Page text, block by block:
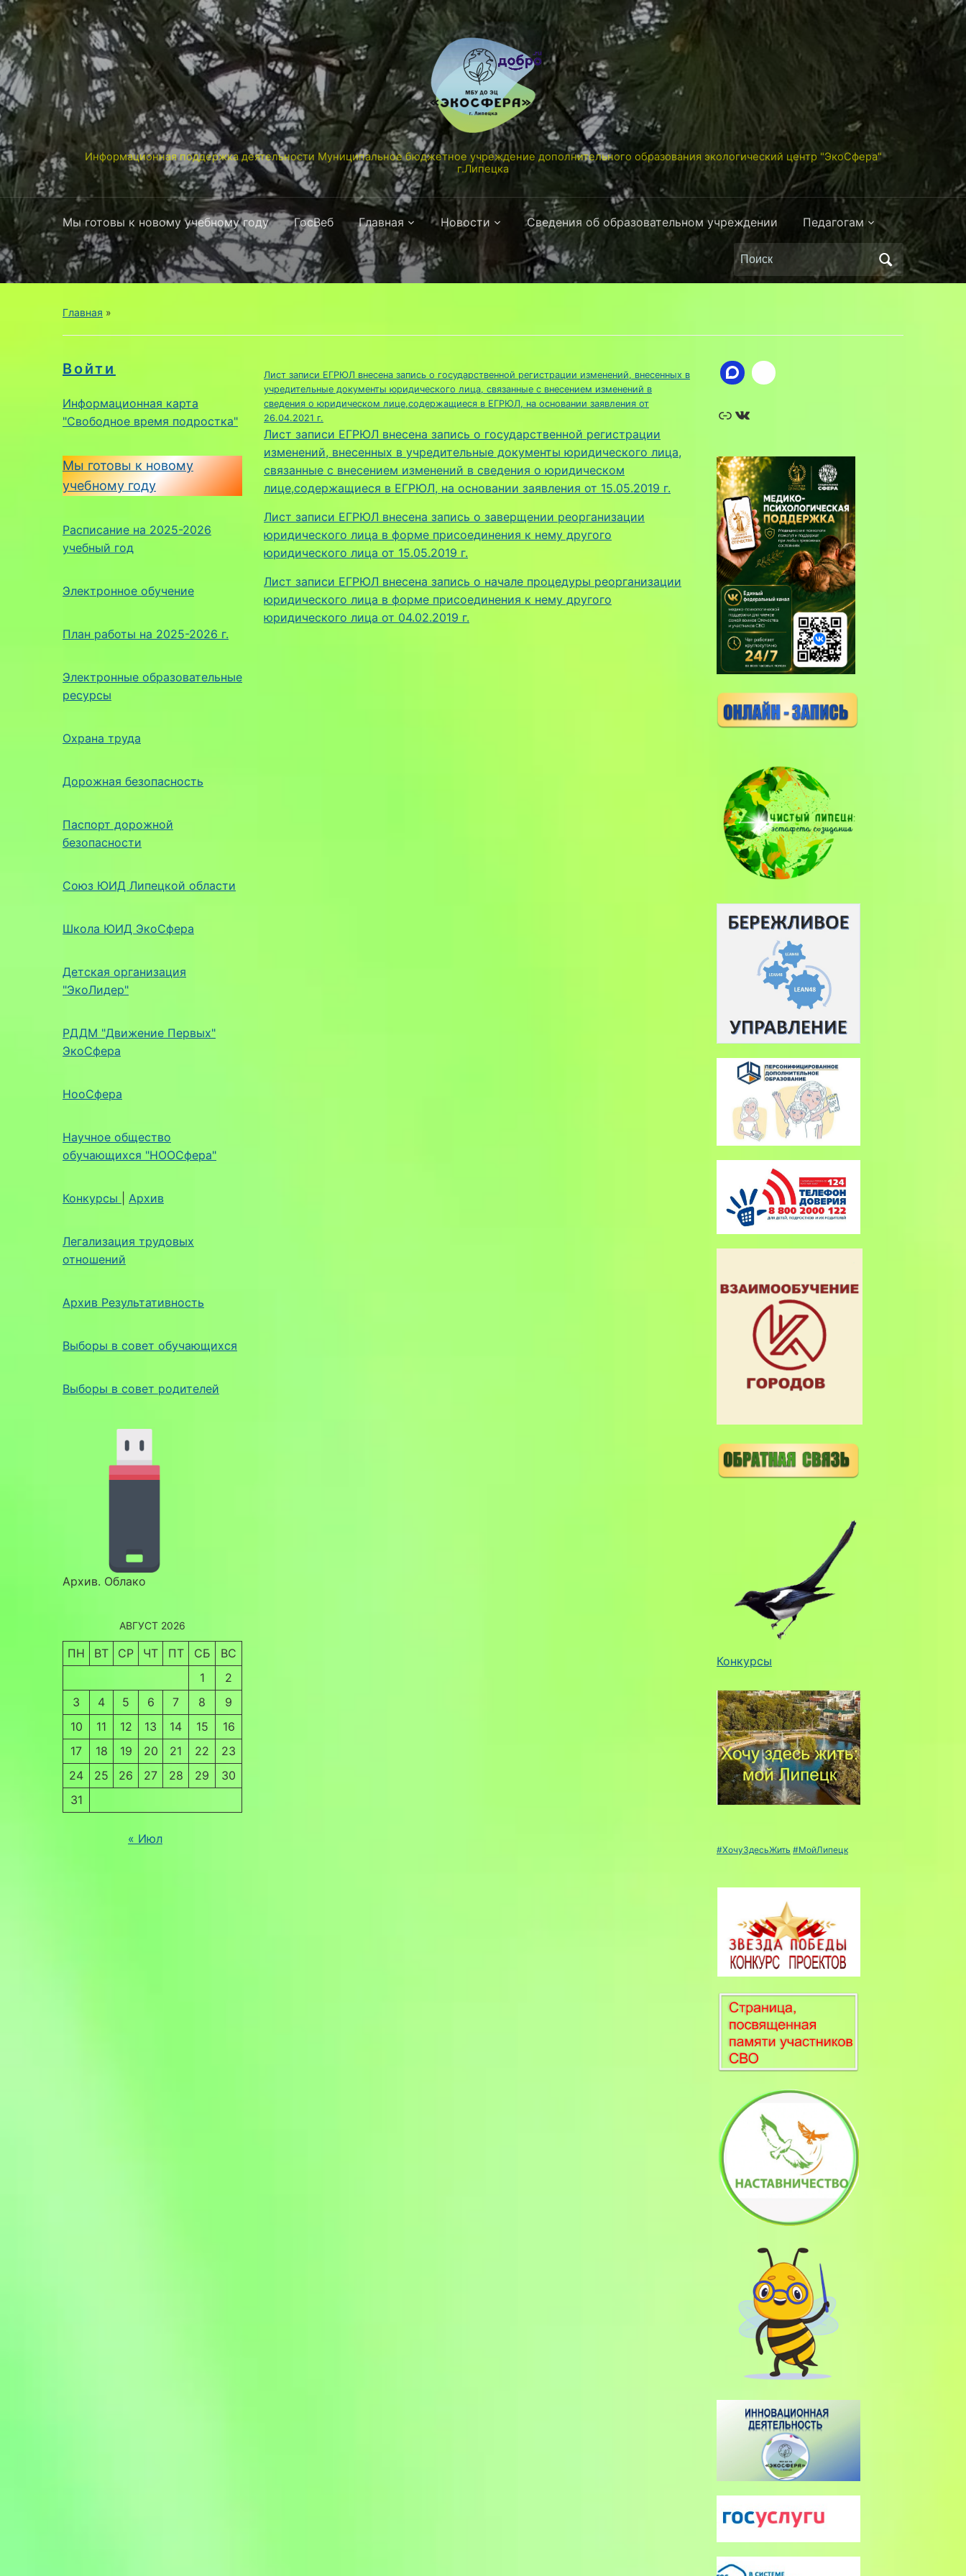
Информационная поддержка деятельности Муниципальное бюджетное учреждение дополнительного образования экологический центр "ЭкоСфера"
г.Липецка
Мы готовы к новому учебному году ГосВеб Главная Новости Сведения об образовательном учреждении Педагогам
Поиск
по:
Главная »
Войти
Информационная карта
"Свободное время подростка"
Мы готовы к новому
учебному году
Расписание на 2025-2026
учебный год
Электронное обучение
План работы на 2025-2026 г.
Электронные образовательные
ресурсы
Охрана труда
Дорожная безопасность
Паспорт дорожной
безопасности
Союз ЮИД Липецкой области
Школа ЮИД ЭкоСфера
Детская организация
"ЭкоЛидер"
РДДМ "Движение Первых"
ЭкоСфера
НооСфера
Научное общество
обучающихся "НООСфера"
Конкурсы Архив
Легализация трудовых
отношений
Архив Результативность
Выборы в совет обучающихся
Выборы в совет родителей
Архив. Облако
АВГУСТ 2026
ПН ВТ СР ЧТ ПТ СБ
ВС
1
2
3
4 5 6 7 8
9
10
11 12 13 14 15
16
17
18 19 20 21 22
23
24
25 26 27 28 29
30
31
« Июл
Лист записи ЕГРЮЛ внесена запись о государственной регистрации изменений, внесенных в
учредительные документы юридического лица, связанные с внесением изменений в
сведения о юридическом лице,содержащиеся в ЕГРЮЛ, на основании заявления от
26.04.2021 г.
Лист записи ЕГРЮЛ внесена запись о государственной регистрации
изменений, внесенных в учредительные документы юридического лица,
связанные с внесением изменений в сведения о юридическом
лице,содержащиеся в ЕГРЮЛ, на основании заявления от 15.05.2019 г.
Лист записи ЕГРЮЛ внесена запись о заверщении реорганизации
юридического лица в форме присоединения к нему другого
юридического лица от 15.05.2019 г.
Лист записи ЕГРЮЛ внесена запись о начале процедуры реорганизации
юридического лица в форме присоединения к нему другого
юридического лица от 04.02.2019 г.
Ссылка
Конкурсы
#ХочуЗдесьЖить #МойЛипецк